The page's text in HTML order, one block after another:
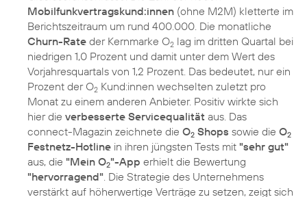
Mobilfunkvertragskund:innen (ohne M2M) kletterte im
Berichtszeitraum um rund 400.000. Die monatliche
Churn-Rate der Kernmarke O2 lag im dritten Quartal bei
niedrigen 1,0 Prozent und damit unter dem Wert des
Vorjahresquartals von 1,2 Prozent. Das bedeutet, nur ein
Prozent der O2 Kund:innen wechselten zuletzt pro
Monat zu einem anderen Anbieter. Positiv wirkte sich
hier die verbesserte Servicequalität aus. Das
connect-Magazin zeichnete die O2 Shops sowie die O2
Festnetz-Hotline in ihren jüngsten Tests mit "sehr gut"
aus, die "Mein O2"-App erhielt die Bewertung
"hervorragend". Die Strategie des Unternehmens
verstärkt auf höherwertige Verträge zu setzen, zeigt sich